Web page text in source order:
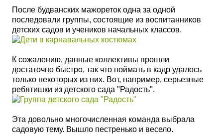
После будванских мажореток одна за одной
последовали группы, состоящие из воспитанников
детских садов и учеников начальных классов.
К сожалению, данные коллективы прошли
достаточно быстро, так что поймать в кадр удалось
только некоторых из них. Вот, например, серьезные
ребятишки из детского сада "Радость".
Эта довольно многочисленная команда выбрала
садовую тему. Вышло пестренько и весело.